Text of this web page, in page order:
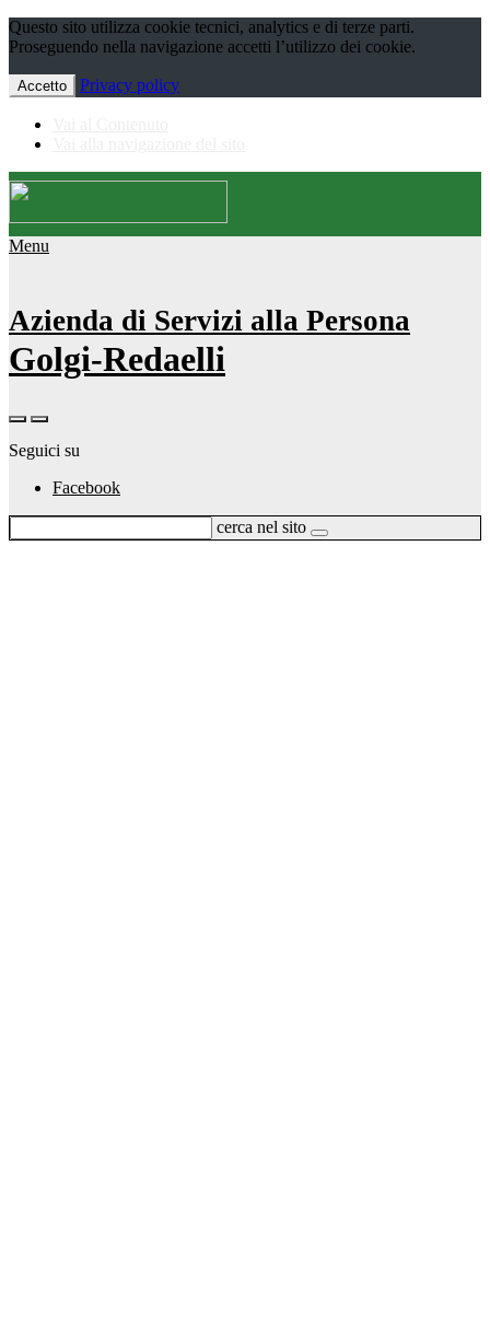
Questo sito utilizza cookie tecnici, analytics e di terze parti.
Proseguendo nella navigazione accetti l’utilizzo dei cookie.
Accetto Privacy policy
Menu
Azienda di Servizi alla Persona
Golgi-Redaelli
Seguici su
Facebook
cerca nel sito